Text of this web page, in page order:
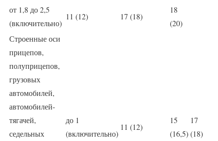
от 1,8 до 2,5
(включительно)
11 (12) 17 (18)
18
(20)
Строенные оси
прицепов,
полуприцепов,
грузовых
автомобилей,
автомобилей-
тягачей,
седельных
до 1
(включительно)
11 (12)
15
(16,5)
17
(18)